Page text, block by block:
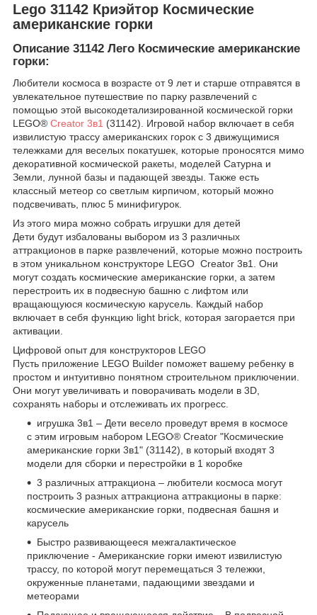
Lego 31142 Криэйтор Космические
американские горки
Описание 31142 Лего Космические американские
горки:
Любители космоса в возрасте от 9 лет и старше отправятся в
увлекательное путешествие по парку развлечений с
помощью этой высокодетализированной космической горки
LEGO® Creator 3в1 (31142). Игровой набор включает в себя
извилистую трассу американских горок с 3 движущимися
тележками для веселых покатушек, которые проносятся мимо
декоративной космической ракеты, моделей Сатурна и
Земли, лунной базы и падающей звезды. Также есть
классный метеор со светлым кирпичом, который можно
подсвечивать, плюс 5 минифигурок.
Из этого мира можно собрать игрушки для детей
Дети будут избалованы выбором из 3 различных
аттракционов в парке развлечений, которые можно построить
в этом уникальном конструкторе LEGO Creator 3в1. Они
могут создать космические американские горки, а затем
перестроить их в подвесную башню с лифтом или
вращающуюся космическую карусель. Каждый набор
включает в себя функцию light brick, которая загорается при
активации.
Цифровой опыт для конструкторов LEGO
Пусть приложение LEGO Builder поможет вашему ребенку в
простом и интуитивно понятном строительном приключении.
Они могут увеличивать и поворачивать модели в 3D,
сохранять наборы и отслеживать их прогресс.
игрушка 3в1 – Дети весело проведут время в космосе
с этим игровым набором LEGO® Creator "Космические
американские горки 3в1" (31142), в который входят 3
модели для сборки и перестройки в 1 коробке
3 различных аттракциона – любители космоса могут
построить 3 разных аттракциона аттракционы в парке:
космические американские горки, подвесная башня и
карусель
Быстро развивающееся межгалактическое
приключение - Американские горки имеют извилистую
трассу, по которой могут перемещаться 3 тележки,
окруженные планетами, падающими звездами и
метеорами